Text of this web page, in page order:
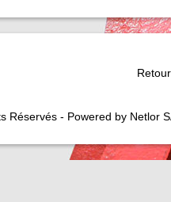
Réservés - Powered by Netlor